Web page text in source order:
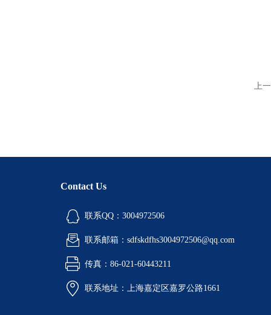
上
Contact Us
联系QQ：3004972506
联系邮箱：sdfskdfhs3004972506@qq.com
传真：86-021-60443211
联系地址：上海嘉定区嘉罗公路1661